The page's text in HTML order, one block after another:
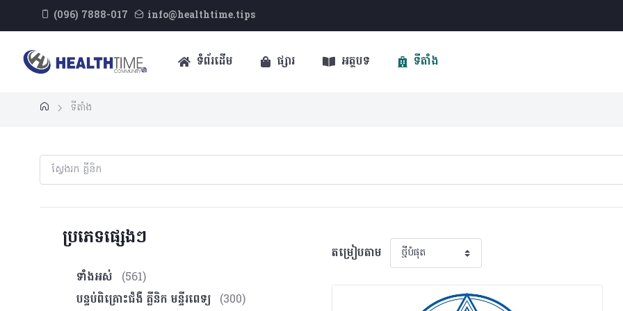
(096) 7888-017 info@healthtime.tips
ទំព័រដើម ផ្សារ អត្ថបទ ទីតាំង
ទីតាំង
ប្រភេទផ្សេងៗ
ទាំងអស់
(561)
បន្ទប់ពិគ្រោះ​ជំងឺ គ្លីនិក មន្ទីរពេទ្យ (300)
តម្រៀបតាម